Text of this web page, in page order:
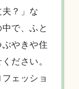
？」な
で、ふと
やきや住
ださい。
ェッショ